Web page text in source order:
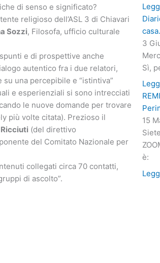
di senso e significato?
religioso dell’ASL 3 di Chiavari
Sozzi, Filosofa, ufficio culturale
e di prospettive anche
autentico fra i due relatori,
una percepibile e “istintiva”
e esperienziali si sono intrecciati
le nuove domande per trovare
più volte citata). Prezioso il
(del direttivo
del Comitato Nazionale per
collegati circa 70 contatti,
di ascolto”.
casa.
3
Sì,
15
è: